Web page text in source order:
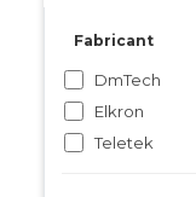
Fabricant
DmTech
Elkron
Teletek